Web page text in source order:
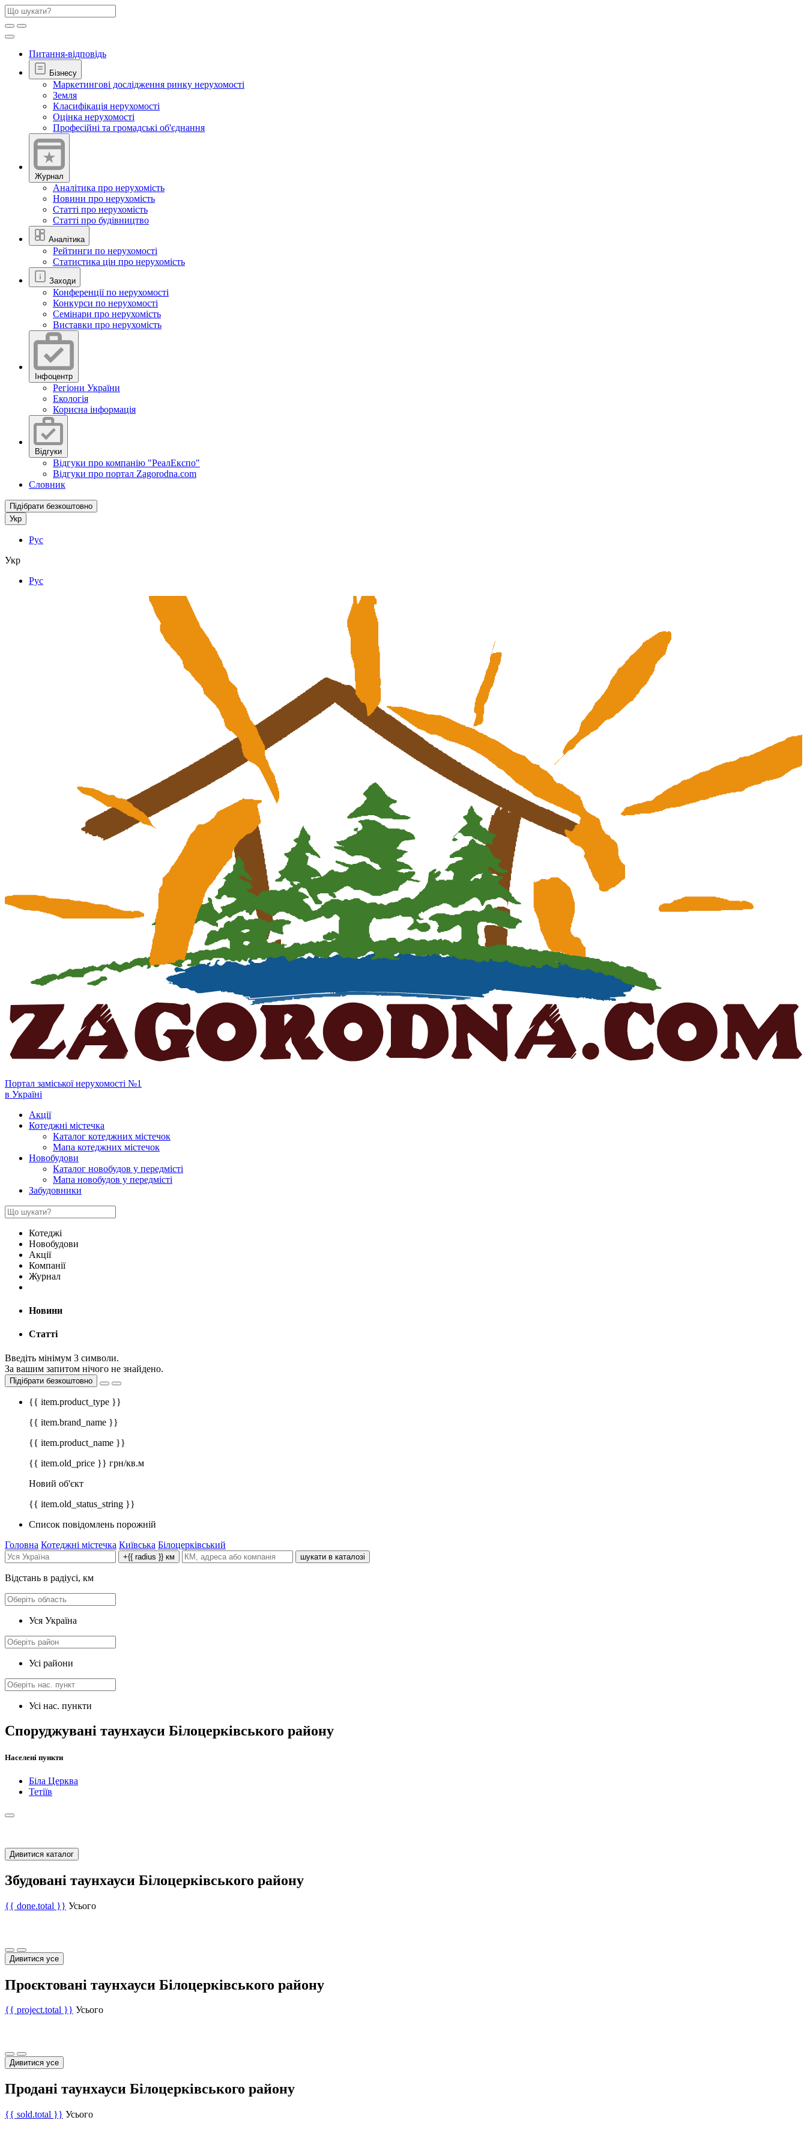
Питання-відповідь
Бізнесу
Маркетингові дослідження ринку нерухомості
Земля
Класифікація нерухомості
Оцінка нерухомості
Професійні та громадські об'єднання
Журнал
Аналітика про нерухомість
Новини про нерухомість
Статті про нерухомість
Статті про будівництво
Аналітика
Рейтинги по нерухомості
Статистика цін про нерухомість
Заходи
Конференції по нерухомості
Конкурси по нерухомості
Семінари про нерухомість
Виставки про нерухомість
Інфоцентр
Регіони України
Екологія
Корисна інформація
Відгуки
Відгуки про компанію "РеалЕкспо"
Відгуки про портал Zagorodna.com
Словник
Підібрати безкоштовно
Укр
Рус
Укр
Рус
Портал заміської нерухомості №1
в Україні
Акції
Котеджні містечка
Каталог котеджних містечок
Мапа котеджних містечок
Новобудови
Каталог новобудов у передмісті
Мапа новобудов у передмісті
Забудовники
Котеджі
Новобудови
Акції
Компанії
Журнал
Новини
Статті
Введіть мінімум 3 символи.
За вашим запитом нічого не знайдено.
Підібрати безкоштовно
{{ item.product_type }}
{{ item.brand_name }}
{{ item.product_name }}
{{ item.old_price }} грн/кв.м
Новий об'єкт
{{ item.old_status_string }}
Список повідомлень порожній
Головна Котеджні містечка Київська Білоцерківський
+{{ radius }} км шукати в каталозі
Відстань в радіусі, км
Уся Україна
Усі райони
Усі нас. пункти
Споруджувані таунхауси Білоцерківського району
Населені пункти
Біла Церква
Тетіїв
Дивитися каталог
Збудовані таунхауси Білоцерківського району
{{ done.total }} Усього
Дивитися усе
Проєктовані таунхауси Білоцерківського району
{{ project.total }} Усього
Дивитися усе
Продані таунхауси Білоцерківського району
{{ sold.total }} Усього